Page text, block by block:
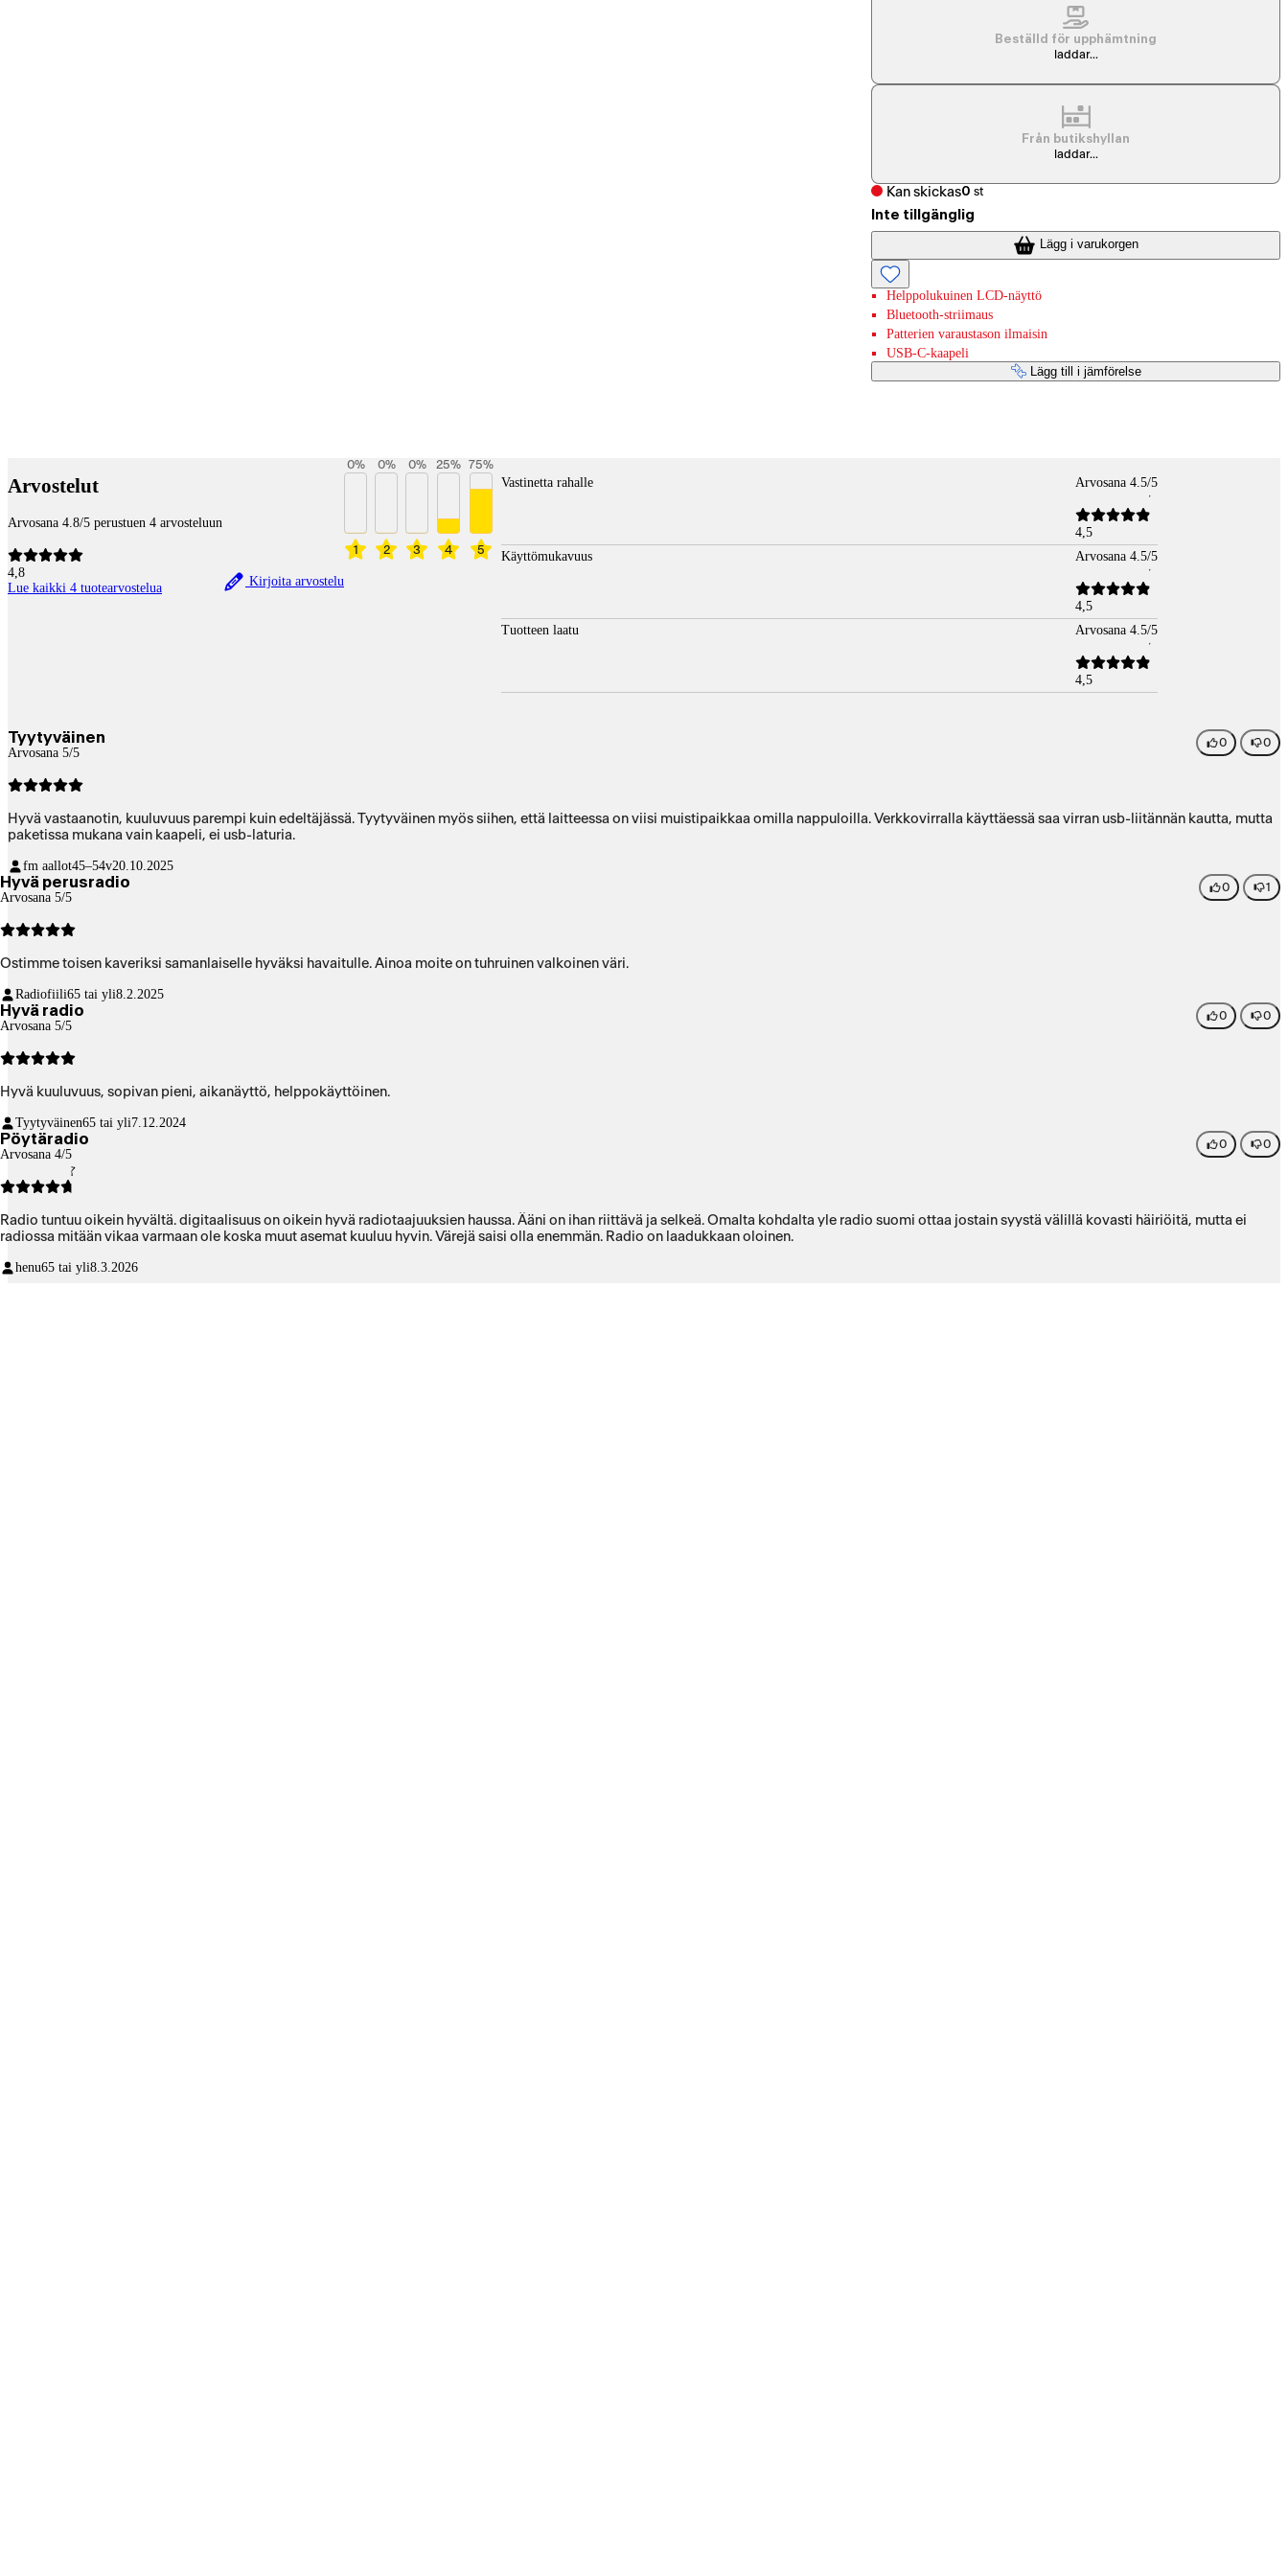
Beställd för upphämtning
laddar...
Från butikshyllan
laddar...
Kan skickas0 st
Inte tillgänglig
Lägg i varukorgen
Helppolukuinen LCD-näyttö
Bluetooth-striimaus
Patterien varaustason ilmaisin
USB-C-kaapeli
Lägg till i jämförelse
Arvostelut
Arvosana 4.8/5 perustuen 4 arvosteluun
4,8
Lue kaikki 4 tuotearvostelua
Kirjoita arvostelu
1
0%
2
0%
3
0%
4
25%
5
75%
Vastinetta rahalle Arvosana 4.5/5
4,5
Käyttömukavuus
Arvosana 4.5/5
4,5
Tuotteen laatu
Arvosana 4.5/5
4,5
Tyytyväinen
Arvosana 5/5
0 0
Hyvä vastaanotin, kuuluvuus parempi kuin edeltäjässä. Tyytyväinen myös siihen, että laitteessa on viisi muistipaikkaa omilla nappuloilla. Verkkovirralla käyttäessä saa virran usb-liitännän kautta, mutta
paketissa mukana vain kaapeli, ei usb-laturia.
fm aallot45–54v20.10.2025
Hyvä perusradio
Arvosana 5/5
0 1
Ostimme toisen kaveriksi samanlaiselle hyväksi havaitulle. Ainoa moite on tuhruinen valkoinen väri.
Radiofiili65 tai yli8.2.2025
Hyvä radio
Arvosana 5/5
0 0
Hyvä kuuluvuus, sopivan pieni, aikanäyttö, helppokäyttöinen.
Tyytyväinen65 tai yli7.12.2024
Pöytäradio
Arvosana 4/5
0 0
Radio tuntuu oikein hyvältä. digitaalisuus on oikein hyvä radiotaajuuksien haussa. Ääni on ihan riittävä ja selkeä. Omalta kohdalta yle radio suomi ottaa jostain syystä välillä kovasti häiriöitä, mutta ei
radiossa mitään vikaa varmaan ole koska muut asemat kuuluu hyvin. Värejä saisi olla enemmän. Radio on laadukkaan oloinen.
henu65 tai yli8.3.2026